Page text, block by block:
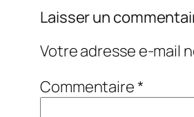
Laisser un
Votre adresse e-mail
Commentaire*